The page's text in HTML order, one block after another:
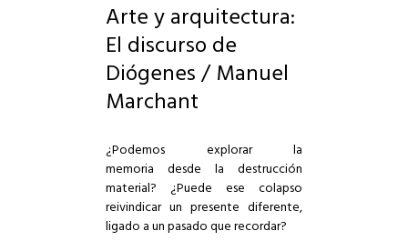
Arte y arquitectura:
El discurso de
Diógenes / Manuel
Marchant
¿Podemos explorar la
memoria desde la destrucción
material? ¿Puede ese colapso
reivindicar un presente diferente,
ligado a un pasado que recordar?